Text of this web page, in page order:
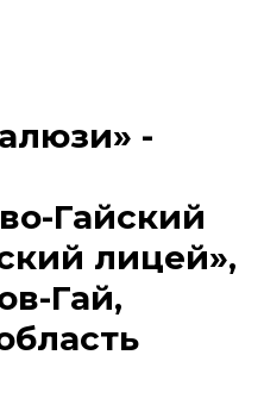
-
Гайский
лицей»,
Гай,